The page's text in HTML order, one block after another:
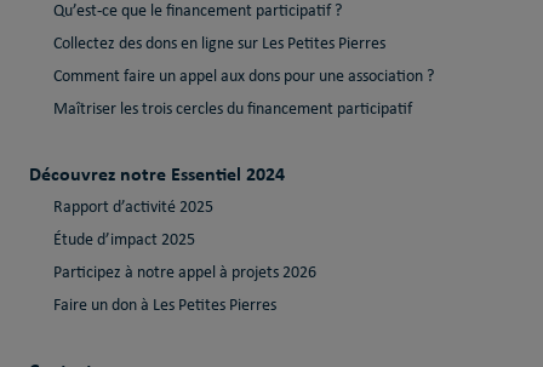
Qu’est-ce que le financement participatif ?
Collectez des dons en ligne sur Les Petites Pierres
Comment faire un appel aux dons pour une association ?
Maîtriser les trois cercles du financement participatif
Découvrez notre Essentiel 2024
Rapport d’activité 2025
Étude d’impact 2025
Participez à notre appel à projets 2026
Faire un don à Les Petites Pierres